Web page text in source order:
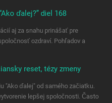
ďalej?” diel 168
aj za snahu prinášať pre
ozdraví. Pohľadov a
reset, tézy zmeny
"Ako ďalej" od samého začiatku.
lepšej spoločnosti. Často